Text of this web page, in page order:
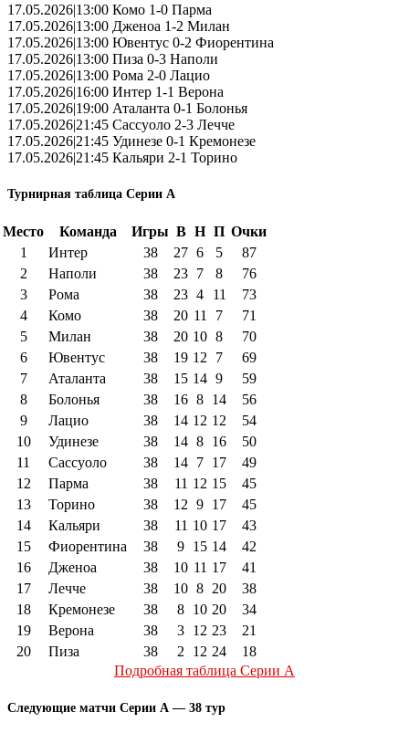
17.05.2026|13:00 Комо 1-0 Парма
17.05.2026|13:00 Дженоа 1-2 Милан
17.05.2026|13:00 Ювентус 0-2 Фиорентина
17.05.2026|13:00 Пиза 0-3 Наполи
17.05.2026|13:00 Рома 2-0 Лацио
17.05.2026|16:00 Интер 1-1 Верона
17.05.2026|19:00 Аталанта 0-1 Болонья
17.05.2026|21:45 Сассуоло 2-3 Лечче
17.05.2026|21:45 Удинезе 0-1 Кремонезе
17.05.2026|21:45 Кальяри 2-1 Торино
Турнирная таблица Серии А
Место Команда Игры В Н П Очки
1
Интер 38 27 6 5
87
2
Наполи 38 23 7 8
76
3
Рома 38 23 4 11
73
4
Комо 38 20 11 7
71
5
Милан 38 20 10 8
70
6
Ювентус 38 19 12 7
69
7
Аталанта 38 15 14 9
59
8
Болонья 38 16 8 14
56
9
Лацио 38 14 12 12
54
10
Удинезе 38 14 8 16
50
11
Сассуоло 38 14 7 17
49
12
Парма 38 11 12 15
45
13
Торино 38 12 9 17
45
14
Кальяри 38 11 10 17
43
15
Фиорентина 38 9 15 14
42
16
Дженоа 38 10 11 17
41
17
Лечче 38 10 8 20
38
18
Кремонезе 38 8 10 20
34
19
Верона 38 3 12 23
21
20
Пиза 38 2 12 24
18
Подробная таблица Серии А
Следующие матчи Серии А — 38 тур